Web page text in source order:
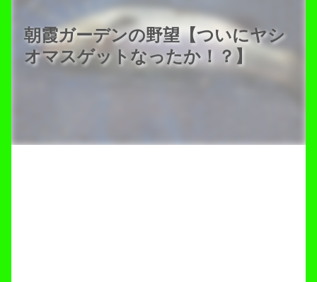
朝霞ガーデンの野望【ついにヤシ
オマスゲットなったか！？】